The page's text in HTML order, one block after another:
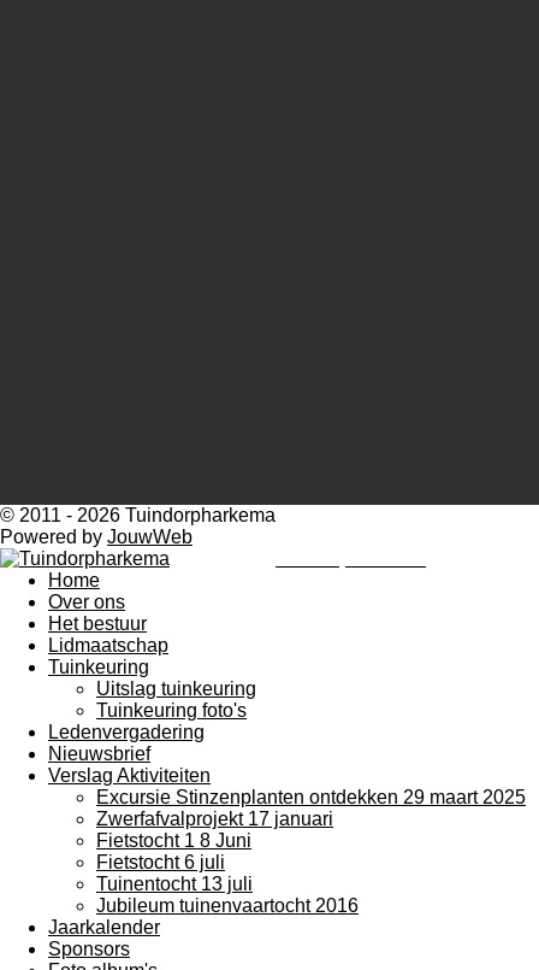
© 2011 - 2026 Tuindorpharkema
Powered by JouwWeb
Home
Over ons
Het bestuur
Lidmaatschap
Tuinkeuring
Uitslag tuinkeuring
Tuinkeuring foto's
Ledenvergadering
Nieuwsbrief
Verslag Aktiviteiten
Excursie Stinzenplanten ontdekken 29 maart 2025
Zwerfafvalprojekt 17 januari
Fietstocht 1 8 Juni
Fietstocht 6 juli
Tuinentocht 13 juli
Jubileum tuinenvaartocht 2016
Jaarkalender
Sponsors